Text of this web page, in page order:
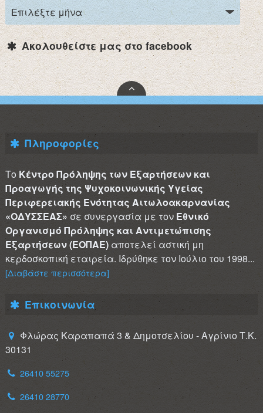
Ακολουθείστε μας στο facebook
Πληροφορίες
Το Κέντρο Πρόληψης των Εξαρτήσεων και
Προαγωγής της Ψυχοκοινωνικής Υγείας
Περιφερειακής Ενότητας Αιτωλοακαρνανίας
«ΟΔΥΣΣΕΑΣ» σε συνεργασία με τον Εθνικό
Οργανισμό Πρόληψης και Αντιμετώπισης
Εξαρτήσεων (ΕΟΠΑΕ)αποτελεί αστική μη
κερδοσκοπική εταιρεία. Ιδρύθηκε τον Ιούλιο του 1998...
[Διαβάστε περισσότερα]
Επικοινωνία
Φλώρας Καραπαπά 3 & Δημοτσελίου - Αγρίνιο Τ.Κ.
30131
26410 55275
26410 28770